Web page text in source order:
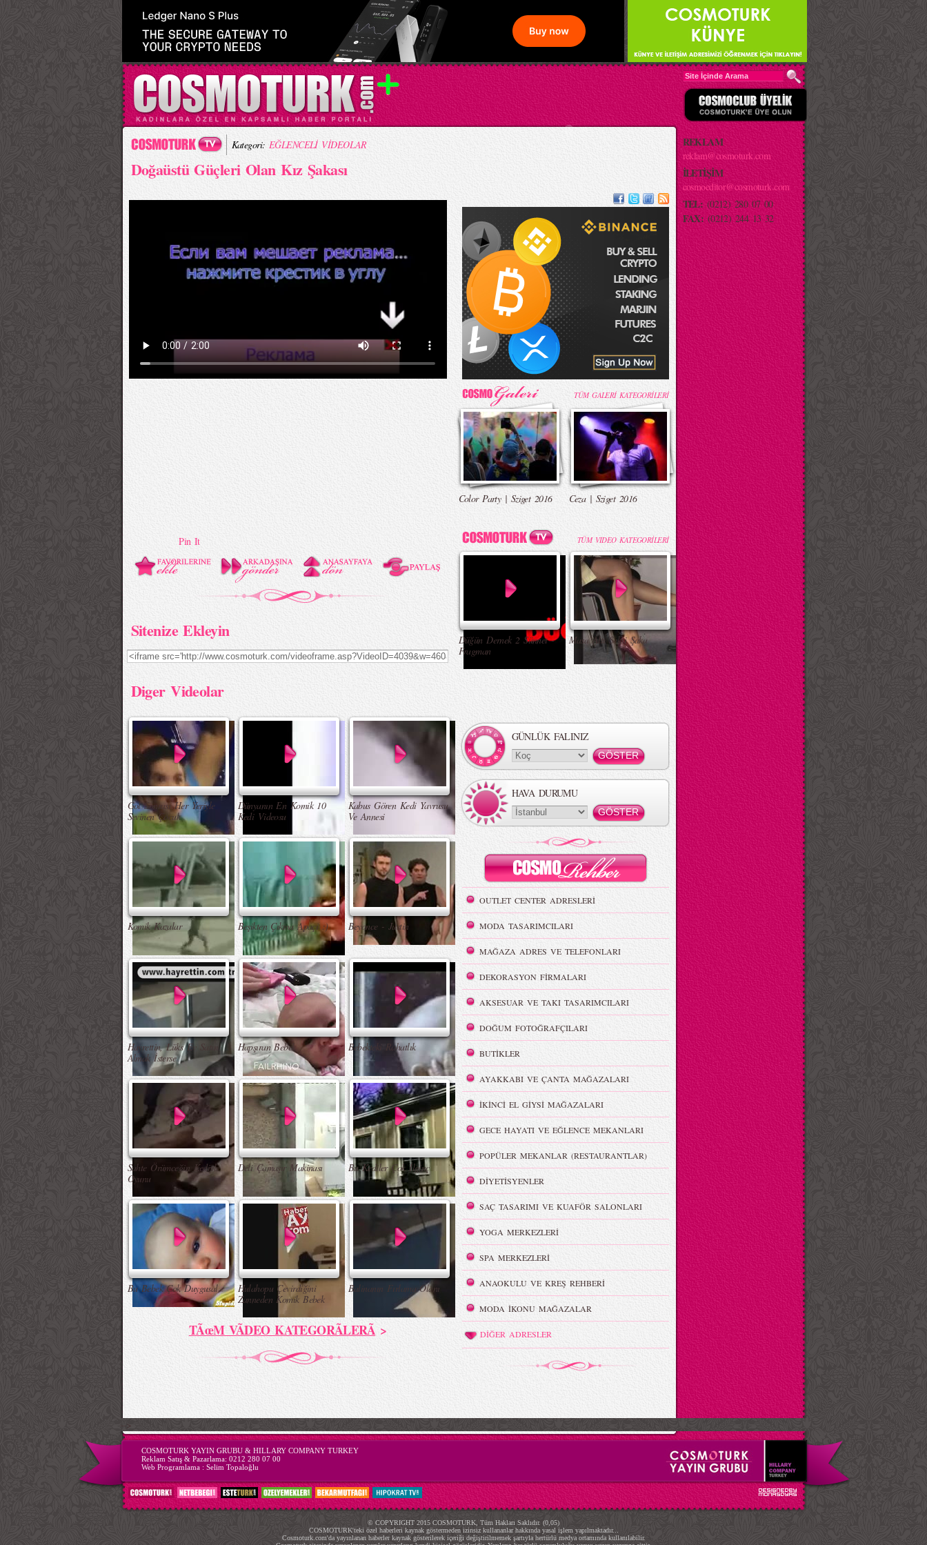
Kategori: EĞLENCELİ VİDEOLAR
Doğaüstü Güçleri Olan Kız Şakası
Pin It
Sitenize Ekleyin
Diger Videolar
Gol Sonrası Her Yeriyle
Sevinen Çocuk
Dünyanın En Komik 10
Kedi Videosu
Kabus Gören Kedi Yavrusu
Ve Annesi
Komik Kazalar Beşikten Çıkma Apaçi :) Beyonce - Justin
Hayrettin, Lüks Ev Satın
Almak İsterse
Hapşıran Bebek Bebekteki Rahatlık
Sahte Örümceğin Kediyle
Oyunu
Deli Çamaşır Makinası Bu Kediler Çok İlginç
Bu Bebek Çok Duygusal
Hulahopu Çevirdiğini
Zanneden Komik Bebek
Balinanın Fırlama Olanı
TÃœM VÃDEO KATEGORÃLERÃ>
TÜM GALERİ KATEGORİLERİ
Color Party | Sziget 2016 Ceza | Sziget 2016
TÜM VIDEO KATEGORİLERİ
Düğün Dernek 2 Sünnet -
Fragman
Masa Altı Seksi Şaka
GÜNLÜK FALINIZ
HAVA DURUMU
OUTLET CENTER ADRESLERİ
MODA TASARIMCILARI
MAĞAZA ADRES VE TELEFONLARI
DEKORASYON FİRMALARI
AKSESUAR VE TAKI TASARIMCILARI
DOĞUM FOTOĞRAFÇILARI
BUTİKLER
AYAKKABI VE ÇANTA MAĞAZALARI
İKİNCİ EL GİYSİ MAĞAZALARI
GECE HAYATI VE EĞLENCE MEKANLARI
POPÜLER MEKANLAR (RESTAURANTLAR)
DİYETİSYENLER
SAÇ TASARIMI VE KUAFÖR SALONLARI
YOGA MERKEZLERİ
SPA MERKEZLERİ
ANAOKULU VE KREŞ REHBERİ
MODA İKONU MAĞAZALAR
DİĞER ADRESLER
REKLAM
reklam@cosmoturk.com
İLETİŞİM
cosmoeditor@cosmoturk.com
TEL: (0212) 280 07 00
FAX: (0212) 244 13 32
-->
COSMOTURK YAYIN GRUBU & HILLARY COMPANY TURKEY
Reklam Satış & Pazarlama: 0212 280 07 00
Web Programlama : Selim Topaloğlu
© COPYRIGHT 2015 COSMOTURK, Tüm Hakları Saklıdır. (0,05)
COSMOTURK'teki özel haberleri kaynak göstermeden izinsiz kullananlar hakkında yasal işlem yapılmaktadır...
Cosmoturk.com'da yayınlanan haberler kaynak gösterilerek içeriği değiştirilmemek şartıyla hertürlü medya ortamında kullanılabilir.